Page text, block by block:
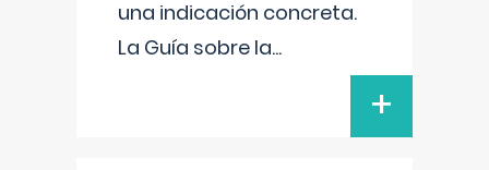
una indicación concreta.
La Guía sobre la...
+